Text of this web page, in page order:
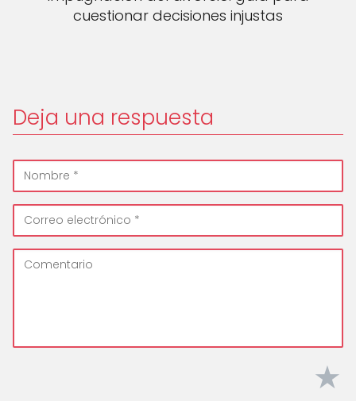
cuestionar decisiones injustas
Deja una respuesta
★